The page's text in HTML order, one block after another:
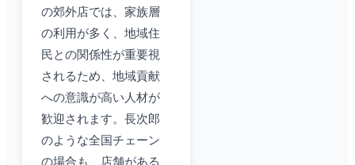
の郊外店では、家族層
の利用が多く、地域住
民との関係性が重要視
されるため、地域貢献
への意識が高い人材が
歓迎されます。長次郎
のような全国チェーン
の場合も、店舗がある